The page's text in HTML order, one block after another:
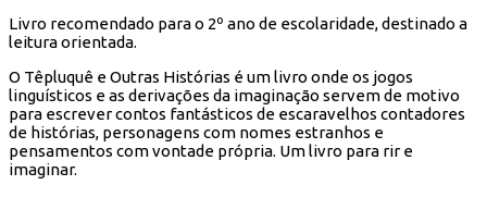
Livro recomendado para o 2º ano de escolaridade, destinado a
leitura orientada.
O Têpluquê e Outras Histórias é um livro onde os jogos
linguísticos e as derivações da imaginação servem de motivo
para escrever contos fantásticos de escaravelhos contadores
de histórias, personagens com nomes estranhos e
pensamentos com vontade própria. Um livro para rir e
imaginar.